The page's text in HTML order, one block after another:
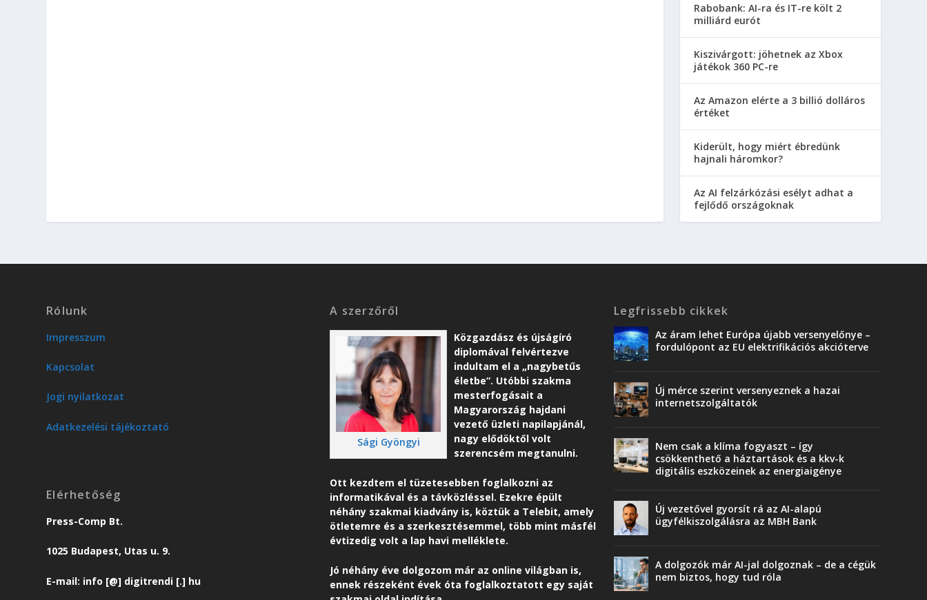
Rabobank: AI-ra és IT-re költ 2
milliárd eurót
Kiszivárgott: jöhetnek az Xbox
játékok 360 PC-re
Az Amazon elérte a 3 billió dolláros
értéket
Kiderült, hogy miért ébredünk
hajnali háromkor?
Az AI felzárkózási esélyt adhat a
fejlődő országoknak
Rólunk
Impresszum
Kapcsolat
Jogi nyilatkozat
Adatkezelési tájékoztató
Elérhetőség
Press-Comp Bt.
1025 Budapest, Utas u. 9.
E-mail: info [@] digitrendi [.] hu
A szerzőről
Sági Gyöngyi
Közgazdász és újságíró
diplomával felvértezve
indultam el a „nagybetűs
életbe”. Utóbbi szakma
mesterfogásait a
Magyarország hajdani
vezető üzleti napilapjánál,
nagy elődöktől volt
szerencsém megtanulni.
Ott kezdtem el tüzetesebben foglalkozni az
informatikával és a távközléssel. Ezekre épült
néhány szakmai kiadvány is, köztük a Telebit, amely
ötletemre és a szerkesztésemmel, több mint másfél
évtizedig volt a lap havi melléklete.
Jó néhány éve dolgozom már az online világban is,
ennek részeként évek óta foglalkoztatott egy saját
Legfrissebb cikkek
Az áram lehet Európa újabb versenyelőnye –
fordulópont az EU elektrifikációs akcióterve
Új mérce szerint versenyeznek a hazai
internetszolgáltatók
Nem csak a klíma fogyaszt – így
csökkenthető a háztartások és a kkv-k
digitális eszközeinek az energiaigénye
Új vezetővel gyorsít rá az AI-alapú
ügyfélkiszolgálásra az MBH Bank
A dolgozók már AI-jal dolgoznak – de a cégük
nem biztos, hogy tud róla